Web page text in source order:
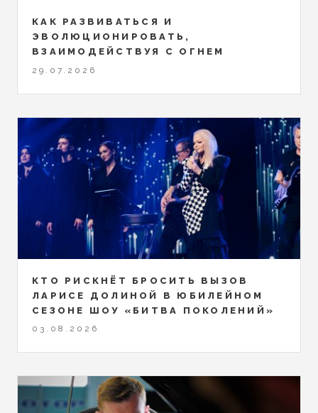
КАК РАЗВИВАТЬСЯ И
ЭВОЛЮЦИОНИРОВАТЬ,
ВЗАИМОДЕЙСТВУЯ С ОГНЕМ
29.07.2026
КТО РИСКНЁТ БРОСИТЬ ВЫЗОВ
ЛАРИСЕ ДОЛИНОЙ В ЮБИЛЕЙНОМ
СЕЗОНЕ ШОУ «БИТВА ПОКОЛЕНИЙ»
03.08.2026